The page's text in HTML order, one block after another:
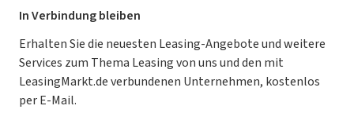
Für Händler
Kooperation mit AutoScout24
AGB
Datenschutz
Ratgeber
Magazin
Datenschutz-Einstellungen
So funktioniert’s
Leasing Deals
Gebrauchtwagen Leasing
Leasing ohne Anzahlung
E-Auto Leasing
In Verbindung bleiben
Erhalten Sie die neuesten Leasing-Angebote und weitere
Services zum Thema Leasing von uns und den mit
LeasingMarkt.de verbundenen Unternehmen, kostenlos
per E-Mail.